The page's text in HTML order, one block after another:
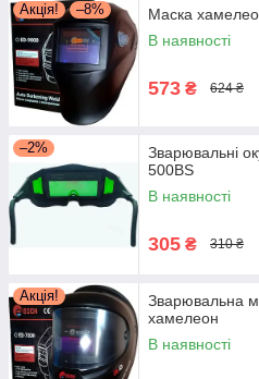
Акція! –8%
Маска
В наявності
573 ₴ 624 ₴
–2%
Зварювальні
500BS
В наявності
305 ₴ 310 ₴
Акція!
Зварювальна
хамелеон
В наявності